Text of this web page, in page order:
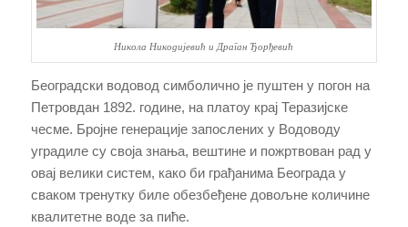
Никола Никодијевић и Драган Ђорђевић
Београдски водовод симболично је пуштен у погон на
Петровдан 1892. године, на платоу крај Теразијске
чесме. Бројне генерације запослених у Водоводу
уградиле су своја знања, вештине и пожртвован рад у
овај велики систем, како би грађанима Београда у
сваком тренутку биле обезбеђене довољне количине
квалитетне воде за пиће.